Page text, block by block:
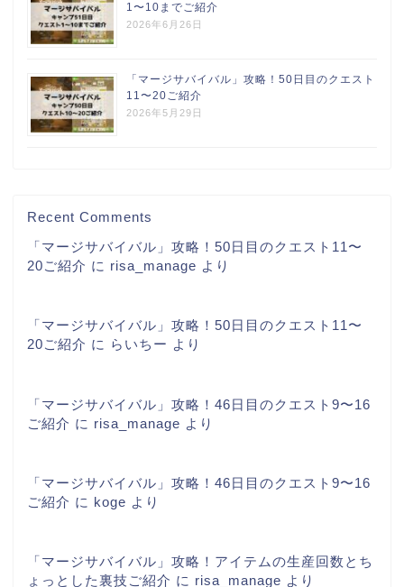
1〜10までご紹介
2026年6月26日
「マージサバイバル」攻略！50日目のクエスト
11〜20ご紹介
2026年5月29日
Recent Comments
「マージサバイバル」攻略！50日目のクエスト11〜
20ご紹介 に risa_manage より
「マージサバイバル」攻略！50日目のクエスト11〜
20ご紹介 に らいちー より
「マージサバイバル」攻略！46日目のクエスト9〜16
ご紹介 に risa_manage より
「マージサバイバル」攻略！46日目のクエスト9〜16
ご紹介 に koge より
「マージサバイバル」攻略！アイテムの生産回数とち
ょっとした裏技ご紹介 に risa_manage より